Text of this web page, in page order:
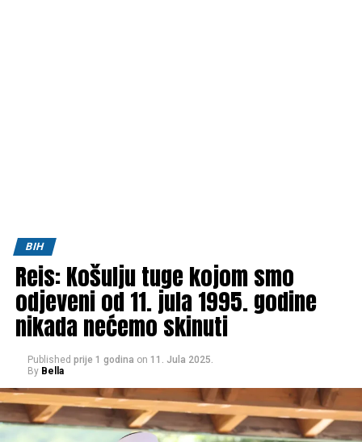
BIH
Reis: Košulju tuge kojom smo
odjeveni od 11. jula 1995. godine
nikada nećemo skinuti
Published prije 1 godina on 11. Jula 2025.
By Bella